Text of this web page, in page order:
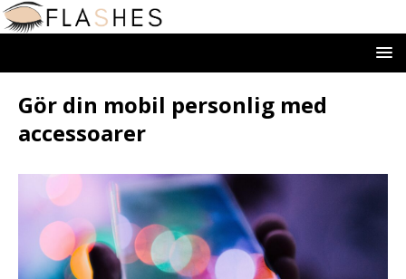
Gör din mobil personlig med
accessoarer